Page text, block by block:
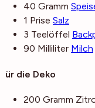
40 Gramm
1 Prise Salz
3 Teelöffel
90 Milliliter Milch
Für die Deko
200 Gramm